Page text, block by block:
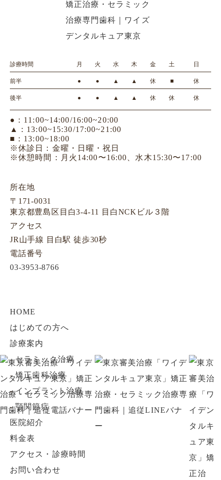
診療時間 月 火 水 木 金 土 日
前半 ● ● ▲ ▲ 休 ■ 休
後半 ● ● ▲ ▲ 休 休 休
●：11:00~14:00/16:00~20:00
▲：13:00~15:30/17:00~21:00
■：13:00~18:00
※休診日：金曜・日曜・祝日
※休憩時間：月火14:00〜16:00、水木15:30〜17:00
所在地
〒171-0031
東京都豊島区目白3-4-11 目白NCKビル３階
アクセス
JR山手線 目白駅 徒歩30秒
電話番号
03-3953-8766
HOME
はじめての方へ
診療案内
-セラミック治療
-矯正歯科治療
-インプラント治療
-顎関節症
医院紹介
料金表
アクセス・診療時間
お問い合わせ